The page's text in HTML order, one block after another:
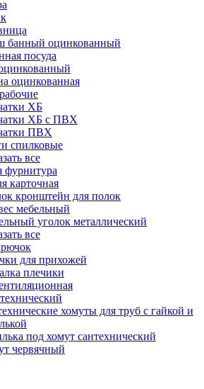
банный оцинкованный
посуда
оцинкованная
ХБ
ХБ с ПВХ
ПВХ
спилковые
все
фурнитура
карточная
кронштейн для полок
мебельный
уголок металлический
все
для прихожей
плечики
хомуты для труб с гайкой и
под хомут сантехнический
червячный